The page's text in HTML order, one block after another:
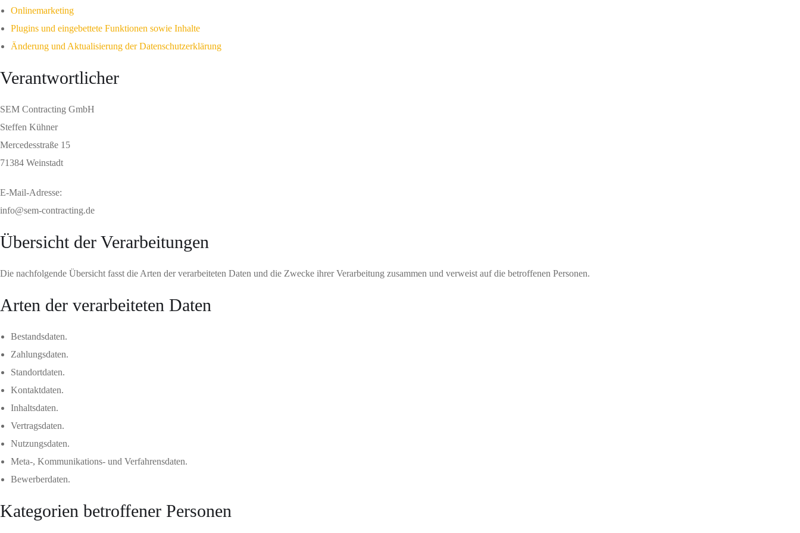
Onlinemarketing
Plugins und eingebettete Funktionen sowie Inhalte
Änderung und Aktualisierung der Datenschutzerklärung
Verantwortlicher
SEM Contracting GmbH
Steffen Kühner
Mercedesstraße 15
71384 Weinstadt
E-Mail-Adresse:
info@sem-contracting.de
Übersicht der Verarbeitungen
Die nachfolgende Übersicht fasst die Arten der verarbeiteten Daten und die Zwecke ihrer Verarbeitung zusammen und verweist auf die betroffenen Personen.
Arten der verarbeiteten Daten
Bestandsdaten.
Zahlungsdaten.
Standortdaten.
Kontaktdaten.
Inhaltsdaten.
Vertragsdaten.
Nutzungsdaten.
Meta-, Kommunikations- und Verfahrensdaten.
Bewerberdaten.
Kategorien betroffener Personen